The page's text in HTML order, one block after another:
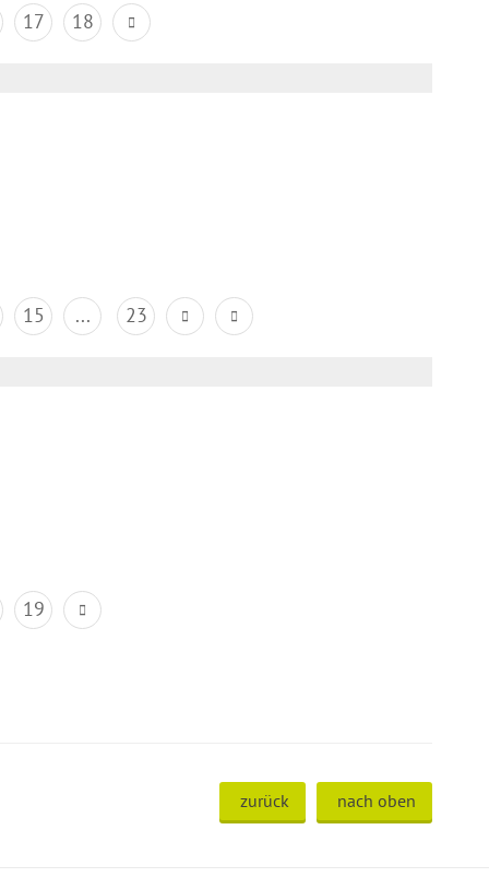
17 18
15 ... 23
19
zurück nach oben